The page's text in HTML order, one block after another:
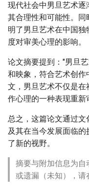
现代社会中男旦艺术
其合理性和可能性。
明了男旦艺术在中国
度对审美心理的影响。
论文摘要提到："男旦
和映象，符合艺术创
文，男旦艺术不仅是
作心理的一种表现重新
总之，这篇论文通过
及其在当今发展面临
了新的视野。
摘要与附加信息为
或遗漏（未知），请